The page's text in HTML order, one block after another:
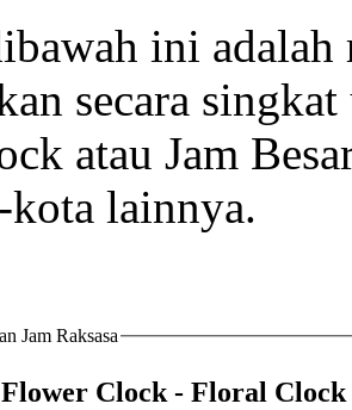
ini adalah
secara
atau Jam
kota lainnya.
Jam Raksasa
Flower Clock - Floral